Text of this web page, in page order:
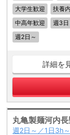
大学生歓迎
扶養内
中高年歓迎
週3日
週2日～
詳細を
丸亀製麺河内
週2日～／1日3h